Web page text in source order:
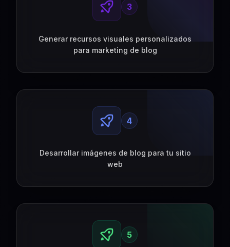
3
Generar recursos visuales personalizados
para marketing de blog
4
Desarrollar imágenes de blog para tu sitio
web
5